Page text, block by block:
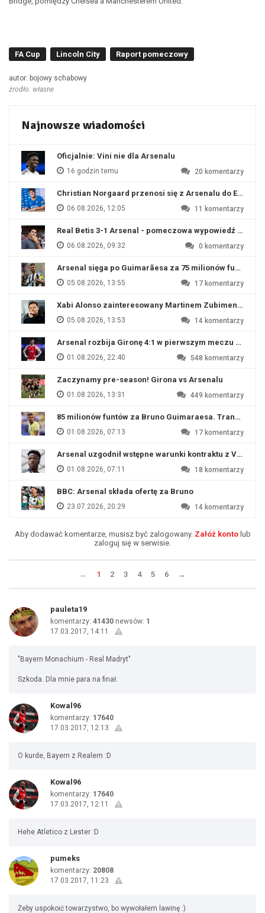
FA Cup Lincoln City Raport pomeczowy
autor: bojowy schabowy
źrodło: własne
Najnowsze wiadomości
Oficjalnie: Vini nie dla Arsenalu
16 godzin temu 20 komentarzy
Christian Norgaard przenosi się z Arsenalu do
06.08.2026, 12:05 11 komentarzy
Real Betis 3-1 Arsenal - pomeczowa wypowiedź Artety
06.08.2026, 09:32 0 komentarzy
Arsenal sięga po Guimarãesa za 75 milionów funtów
05.08.2026, 13:55 17 komentarzy
Xabi Alonso zainteresowany Martinem Zubimendim
05.08.2026, 13:53 14 komentarzy
Arsenal rozbija Gironę 4:1 w pierwszym meczu
01.08.2026, 22:40 548 komentarzy
Zaczynamy pre-season! Girona vs Arsenalu
01.08.2026, 13:31 449 komentarzy
85 milionów funtów za Bruno Guimaraesa. Transfer
01.08.2026, 07:13 17 komentarzy
Arsenal uzgodnił wstępne warunki kontraktu z
01.08.2026, 07:11 18 komentarzy
BBC: Arsenal składa ofertę za Bruno
23.07.2026, 20:29 14 komentarzy
Aby dodawać komentarze, musisz być zalogowany. Załóż kontolub
zaloguj się w serwisie.
← 1 2 3 4 5 6 →
pauleta19
komentarzy: 41430 newsów: 1
17.03.2017, 14:11
"Bayern Monachium - Real Madryt"
Szkoda. Dla mnie para na finał.
Kowal96
komentarzy: 17640
17.03.2017, 12:13
O kurde, Bayern z Realem :D
Kowal96
komentarzy: 17640
17.03.2017, 12:11
Hehe Atletico z Lester :D
pumeks
komentarzy: 20808
17.03.2017, 11:23
Żeby uspokoić towarzystwo, bo wywołałem lawinę :)